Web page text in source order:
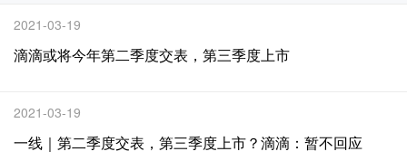
2021-03-19
滴滴或将今年第二季度交表，第三季度上市
2021-03-19
一线｜第二季度交表，第三季度上市？滴滴：暂不回应